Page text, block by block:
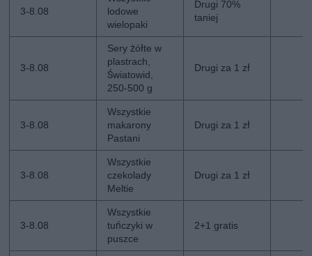
3-8.08
lodowe
wielopaki
Drugi 70%
taniej
3-8.08
Sery żółte w
plastrach,
Światowid,
250-500 g
Drugi za 1 zł
3-8.08
Wszystkie
makarony
Pastani
Drugi za 1 zł
3-8.08
Wszystkie
czekolady
Meltie
Drugi za 1 zł
3-8.08
Wszystkie
tuńczyki w
puszce
2+1 gratis